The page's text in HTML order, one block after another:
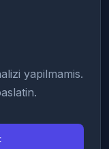
yapilmamis.